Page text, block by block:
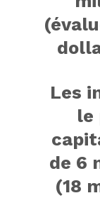
Les
le
de 6
(18